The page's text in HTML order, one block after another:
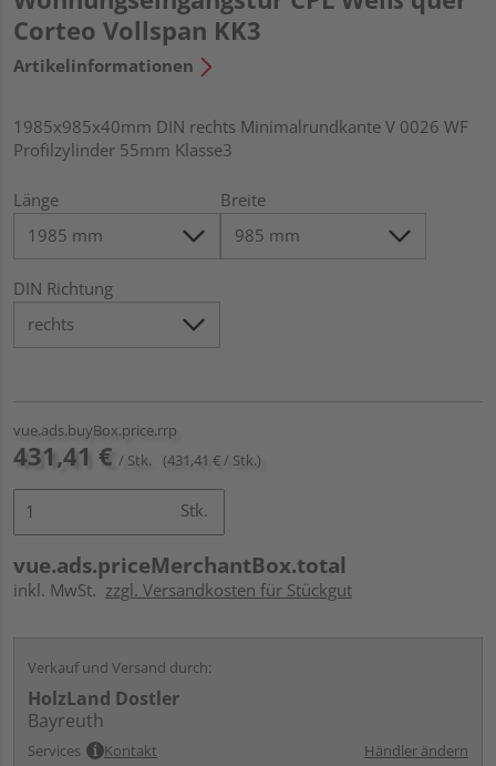
Corteo Vollspan KK3
Artikelinformationen
1985x985x40mm DIN rechts Minimalrundkante V 0026 WF
Profilzylinder 55mm Klasse3
Länge Breite
DIN Richtung
vue.ads.buyBox.price.rrp
431,41 € / Stk. (431,41 € / Stk.)
Stk.
vue.ads.priceMerchantBox.total
inkl. MwSt. zzgl. Versandkosten für Stückgut
Verkauf und Versand durch:
HolzLand Dostler
Bayreuth
Services Kontakt Händler ändern